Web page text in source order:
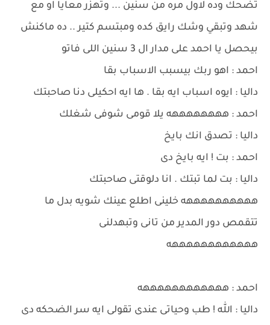
تضحك وده لاول مره من سنين ... وتهزر معايا او مع
شهد وتبقي وشك رايق كده ومبتسم كتير .. ده ماكنش
بيحصل يا احمد على مدار ال 3 سنين اللى فاتو
احمد : اهو ربك بيسبب الاسباب بقا
داليا : ايوه اسباب ايه بقا . ها ايه احكيلى دنا صاحبتك
احمد : ههههههههه يلا قومى شوفى شغلك
داليا : تصدق انك بايخ
احمد : بت ! ايه بايخ دى
داليا : بت لما تبتك . انا دلوقتى صاحبتك
ههههههههههه خلينى اطلع عينك شويه بدل ما
تتقمص دور المدير من تانى وتبهدلنى
ههههههههههههه
احمد : ههههههههههههه
داليا : الله ! طب وحياتى عندى تقولى ايه سر الضحكه دى